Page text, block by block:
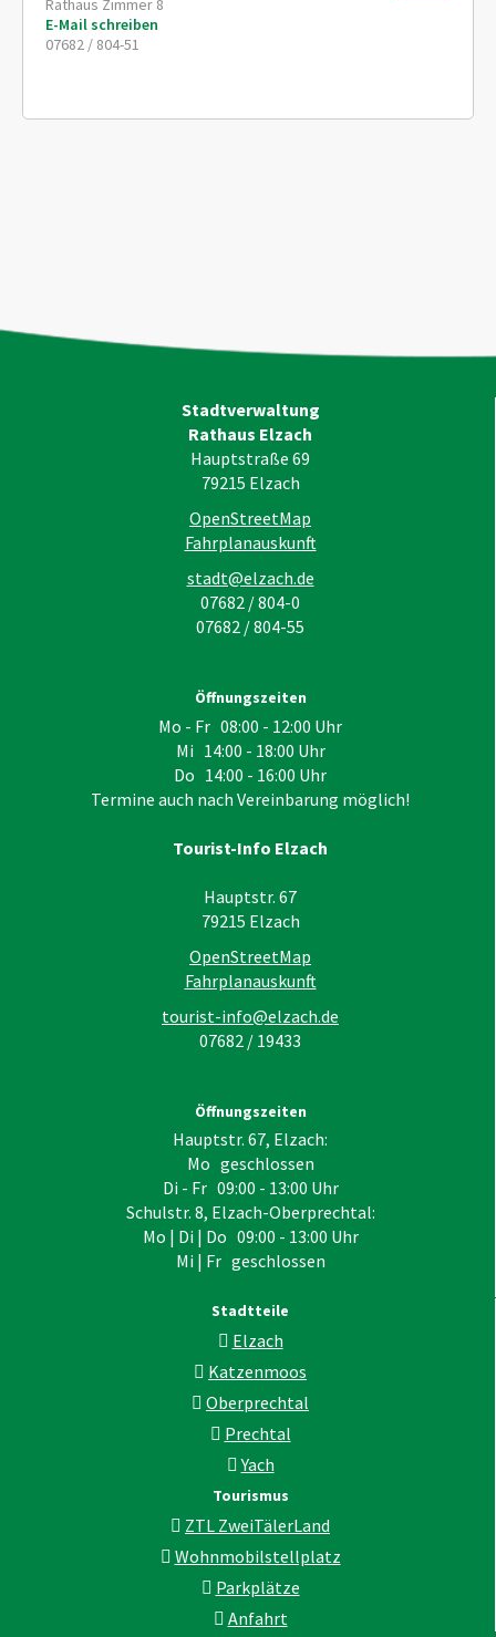
Rathaus Zimmer 8
E-Mail schreiben
07682 / 804-51
Stadtverwaltung
Rathaus Elzach
Hauptstraße 69
79215 Elzach
OpenStreetMap
Fahrplanauskunft
stadt@elzach.de
07682 / 804-0
07682 / 804-55
Öffnungszeiten
Mo - Fr 08:00 - 12:00 Uhr
Mi 14:00 - 18:00 Uhr
Do 14:00 - 16:00 Uhr
Termine auch nach Vereinbarung möglich!
Tourist-Info Elzach
Hauptstr. 67
79215 Elzach
OpenStreetMap
Fahrplanauskunft
tourist-info@elzach.de
07682 / 19433
Öffnungszeiten
Hauptstr. 67, Elzach:
Mo geschlossen
Di - Fr 09:00 - 13:00 Uhr
Schulstr. 8, Elzach-Oberprechtal:
Mo | Di | Do 09:00 - 13:00 Uhr
Mi | Fr geschlossen
Stadtteile
Elzach
Katzenmoos
Oberprechtal
Prechtal
Yach
Tourismus
ZTL ZweiTälerLand
Wohnmobilstellplatz
Parkplätze
Anfahrt